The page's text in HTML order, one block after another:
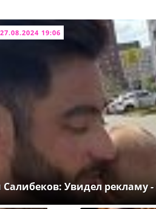
19:06
Салибеков: Увидел рекламу